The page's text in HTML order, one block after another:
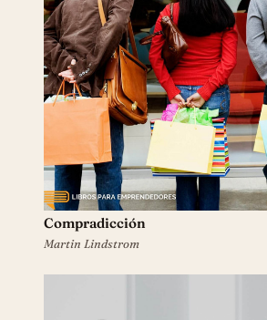
Compradicción
Martin Lindstrom